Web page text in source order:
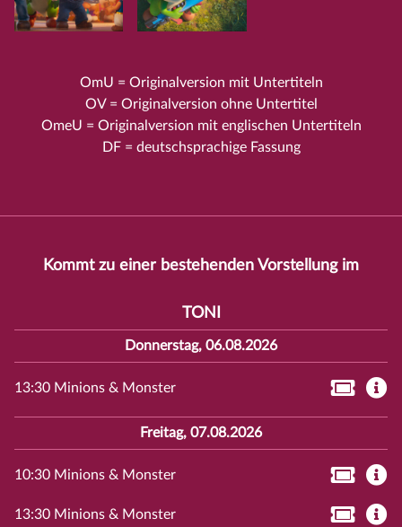
OmU = Originalversion mit Untertiteln
OV = Originalversion ohne Untertitel
OmeU = Originalversion mit englischen Untertiteln
DF = deutschsprachige Fassung
Kommt zu einer bestehenden Vorstellung im
TONI
Donnerstag, 06.08.2026
13:30 Minions & Monster
Freitag, 07.08.2026
10:30 Minions & Monster
13:30 Minions & Monster